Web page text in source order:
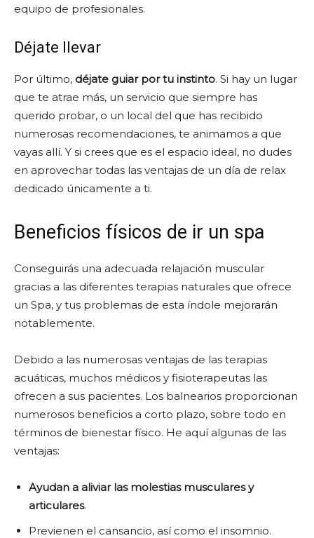
equipo de profesionales.
Déjate llevar
Por último, déjate guiar por tu instinto. Si hay un lugar
que te atrae más, un servicio que siempre has
querido probar, o un local del que has recibido
numerosas recomendaciones, te animamos a que
vayas allí. Y si crees que es el espacio ideal, no dudes
en aprovechar todas las ventajas de un día de relax
dedicado únicamente a ti.
Beneficios físicos de ir un spa
Conseguirás una adecuada relajación muscular
gracias a las diferentes terapias naturales que ofrece
un Spa, y tus problemas de esta índole mejorarán
notablemente.
Debido a las numerosas ventajas de las terapias
acuáticas, muchos médicos y fisioterapeutas las
ofrecen a sus pacientes. Los balnearios proporcionan
numerosos beneficios a corto plazo, sobre todo en
términos de bienestar físico. He aquí algunas de las
ventajas:
Ayudan a aliviar las molestias musculares y
articulares.
Previenen el cansancio, así como el insomnio.